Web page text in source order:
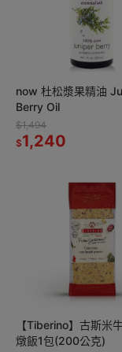
now 杜松漿果精油
Berry Oil
$1,494
$1,240
【Tiberino】古斯米
燉飯1包(200公克)